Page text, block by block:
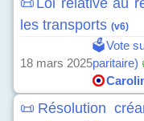
📜Loi relative au
les transports (v6)
18 mars 2025
🗳️Vote
paritaire)
📜Résolution